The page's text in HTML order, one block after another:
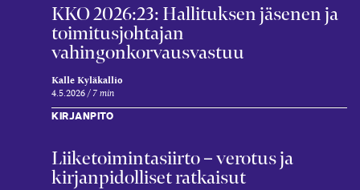
KKO 2026:23: Hallituksen jäsenen ja
toimitusjohtajan
vahingonkorvausvastuu
Kalle Kyläkallio
4.5.2026 7 min
KIRJANPITO
Liiketoimintasiirto – verotus ja
kirjanpidolliset ratkaisut